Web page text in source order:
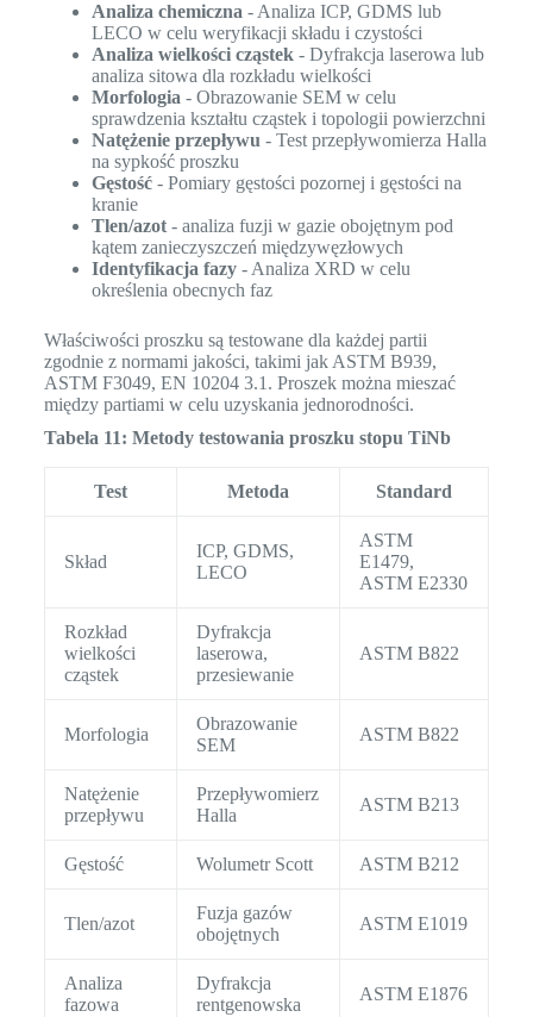
Analiza chemiczna - Analiza ICP, GDMS lub
LECO w celu weryfikacji składu i czystości
Analiza wielkości cząstek- Dyfrakcja laserowa lub
analiza sitowa dla rozkładu wielkości
Morfologia - Obrazowanie SEM w celu
sprawdzenia kształtu cząstek i topologii powierzchni
Natężenie przepływu - Test przepływomierza Halla
na sypkość proszku
Gęstość- Pomiary gęstości pozornej i gęstości na
kranie
Tlen/azot- analiza fuzji w gazie obojętnym pod
kątem zanieczyszczeń międzywęzłowych
Identyfikacja fazy- Analiza XRD w celu
określenia obecnych faz
Właściwości proszku są testowane dla każdej partii
zgodnie z normami jakości, takimi jak ASTM B939,
ASTM F3049, EN 10204 3.1. Proszek można mieszać
między partiami w celu uzyskania jednorodności.
Tabela 11: Metody testowania proszku stopu TiNb
Test Metoda Standard
Skład
ICP, GDMS,
LECO
ASTM
E1479,
ASTM E2330
Rozkład
wielkości
cząstek
Dyfrakcja
laserowa,
przesiewanie
ASTM B822
Morfologia
Obrazowanie
SEM
ASTM B822
Natężenie
przepływu
Przepływomierz
Halla
ASTM B213
Gęstość Wolumetr Scott ASTM B212
Tlen/azot
Fuzja gazów
obojętnych
ASTM E1019
Analiza
fazowa
Dyfrakcja
rentgenowska
ASTM E1876